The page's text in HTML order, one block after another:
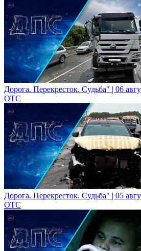
Дорога. Перекресток. Судьба" | 06
ОТС
Дорога. Перекресток. Судьба" | 05
ОТС